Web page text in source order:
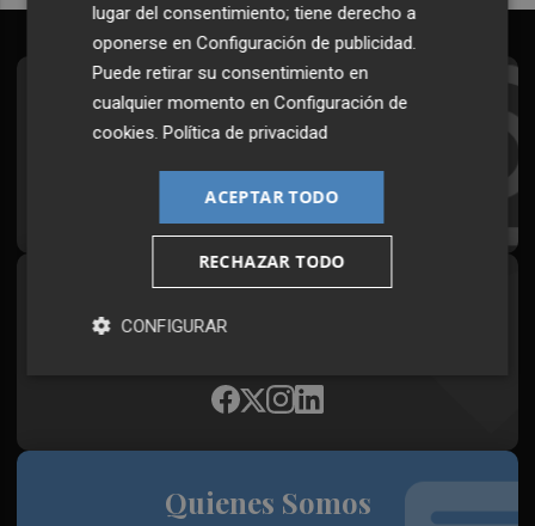
Suscríbete al Boletín
Todos los días a primera hora en tu email
¡Quiero suscribirme!
Plaza Podcast, desde cualquier medio
Quienes Somos
lugar del consentimiento; tiene derecho a
oponerse enConfiguración de publicidad
Puede retirar su consentimiento en
cualquier momento enConfiguración de
cookies .Política de privacidad
ACEPTAR TODO
RECHAZAR TODO
CONFIGURAR